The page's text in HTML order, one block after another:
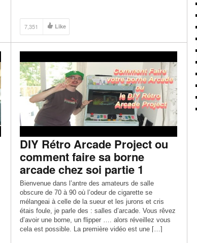
7,351 Like
DIY Rétro Arcade Project ou
comment faire sa borne
arcade chez soi partie 1
Bienvenue dans l’antre des amateurs de salle
obscure de 70 à 90 où l’odeur de cigarette se
mélangeai à celle de la sueur et les jurons et cris
étais foule, je parle des : salles d’arcade. Vous rêvez
d’avoir une borne, un flipper …. alors réveillez vous
cela est possible. La première vidéo est une […]